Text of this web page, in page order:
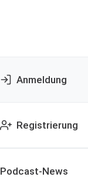
Anmeldung
Registrierung
Podcast-News